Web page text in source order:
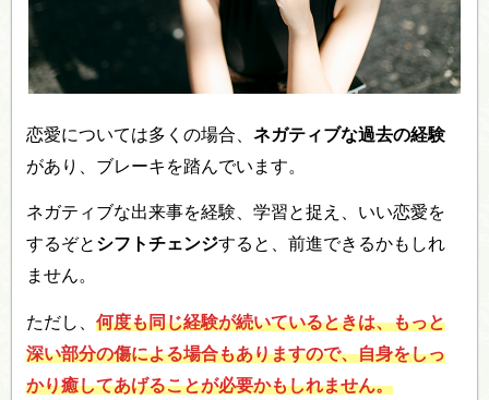
恋愛については多くの場合、ネガティブな過去の経験
があり、ブレーキを踏んでいます。
ネガティブな出来事を経験、学習と捉え、いい恋愛を
するぞと シフトチェンジすると、前進できるかもしれ
ません。
ただし、何度も同じ経験が続いているときは、もっと
深い部分の傷による場合もありますので、自身をしっ
かり癒してあげることが必要かもしれません。